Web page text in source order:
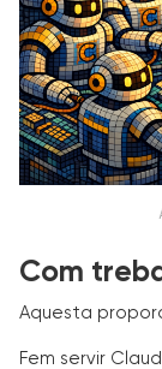
Com
Aquesta
Fem servir